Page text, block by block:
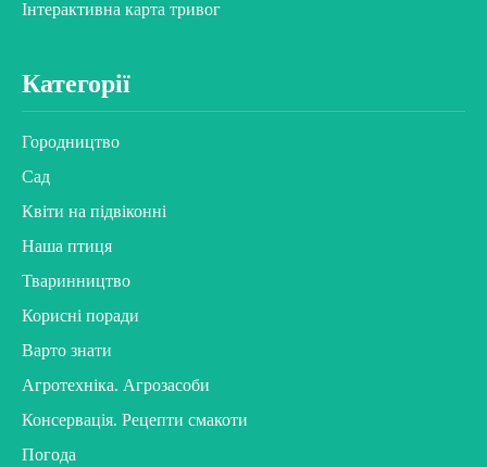
Інтерактивна карта тривог
Категорії
Городництво
Сад
Квіти на підвіконні
Наша птиця
Тваринництво
Корисні поради
Варто знати
Агротехніка. Агрозасоби
Консервація. Рецепти смакоти
Погода